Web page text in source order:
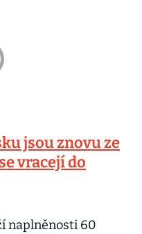
jsou znovu ze
vracejí do
naplněnosti 60